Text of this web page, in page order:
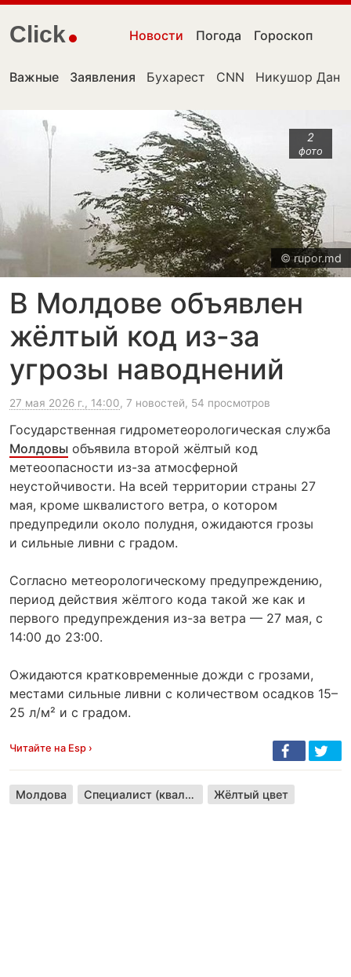
Click Новости Погода Гороскоп
Важные Заявления Бухарест CNN Никушор Дан
2
фото
© rupor.md
В Молдове объявлен
жёлтый код из-за
угрозы наводнений
27 мая 2026 г., 14:00, 7 новостей, 54 просмотров
Государственная гидрометеорологическая служба
Молдовы объявила второй жёлтый код
метеоопасности из-за атмосферной
неустойчивости. На всей территории страны 27
мая, кроме шквалистого ветра, о котором
предупредили около полудня, ожидаются грозы
и сильные ливни с градом.
Согласно метеорологическому предупреждению,
период действия жёлтого кода такой же как и
первого предупреждения из-за ветра — 27 мая, с
14:00 до 23:00.
Ожидаются кратковременные дожди с грозами,
местами сильные ливни с количеством осадков 15–
25 л/м² и с градом.
Читайте на Esp ›
Молдова Специалист (квалификация) Жёлтый цвет